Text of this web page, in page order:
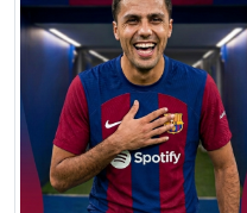
نوتنغهام فورست
برشلونة